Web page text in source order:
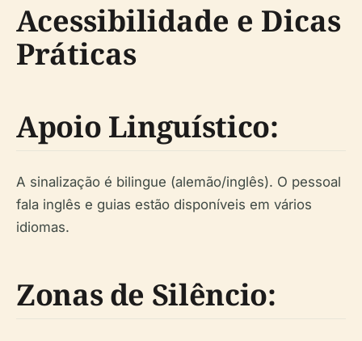
Acessibilidade e Dicas
Práticas
Apoio Linguístico:
A sinalização é bilingue (alemão/inglês). O pessoal
fala inglês e guias estão disponíveis em vários
idiomas.
Zonas de Silêncio: